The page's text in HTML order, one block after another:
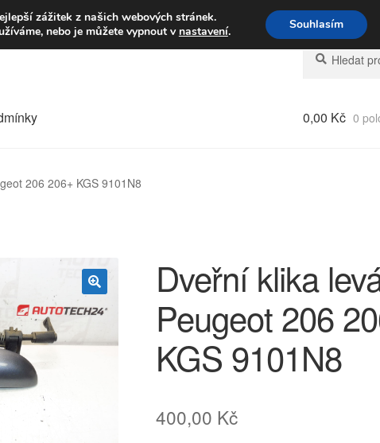
Volejte po-pá 9-16 704 494
Hledat:
Hledat
0,00 Kč 0
206 206+ KGS 9101N8
🔍
Dveřní klika
Peugeot 206
KGS 9101N8
400,00 Kč
zážitek z našich webových stránek.
nebo je můžete vypnout v nastavení. Souhlasím